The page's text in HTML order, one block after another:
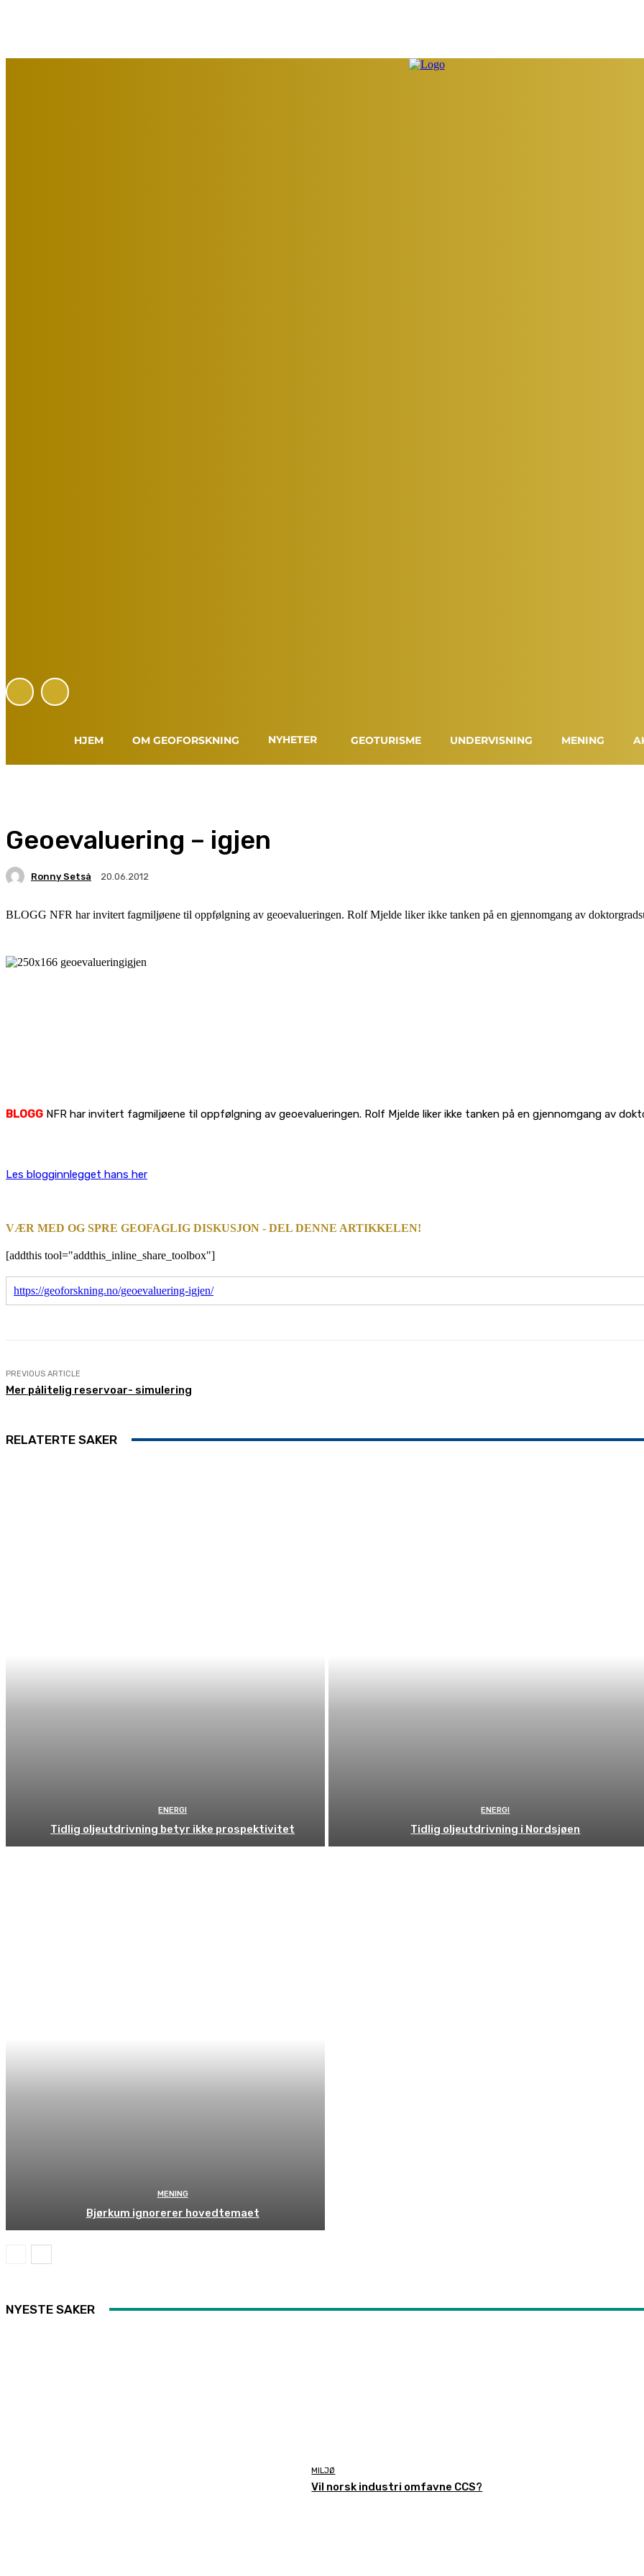
HJEM OM GEOFORSKNING NYHETER GEOTURISME UNDERVISNING MENING
Geoevaluering – igjen
Ronny Setså 20.06.2012
BLOGG NFR har invitert fagmiljøene til oppfølgning av geoevalueringen. Rolf Mjelde liker ikke tanken på en gjennomgang av
BLOGG NFR har invitert fagmiljøene til oppfølgning av geoevalueringen. Rolf Mjelde liker ikke tanken på en gjennomgang av
Les blogginnlegget hans her
VÆR MED OG SPRE GEOFAGLIG DISKUSJON - DEL DENNE ARTIKKELEN!
[addthis tool="addthis_inline_share_toolbox"]
https://geoforskning.no/geoevaluering-igjen/
PREVIOUS ARTICLE
Mer pålitelig reservoar- simulering
RELATERTE SAKER
ENERGI
Tidlig oljeutdrivning betyr ikke prospektivitet
ENERGI
Tidlig oljeutdrivning i Nordsjøen
MENING
Bjørkum ignorerer hovedtemaet
NYESTE SAKER
MILJØ
Vil norsk industri omfavne CCS?